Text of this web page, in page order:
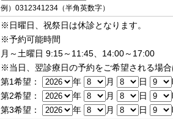
例）0312341234（半角英数字）
※日曜日、祝祭日は休診となります。
※予約可能時間
月～土曜日 9:15～11:45、14:00～17:00
※当日、翌診療日の予約をご希望される場
第1希望：
年 月 日
第2希望：
年 月 日
第3希望：
年 月 日